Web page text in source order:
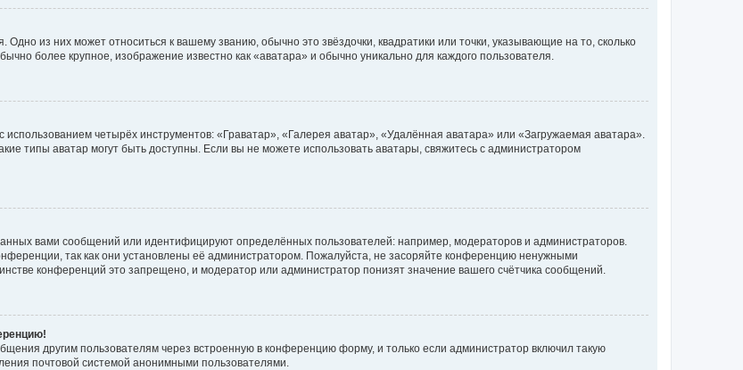
из них может относиться к вашему званию, обычно это звёздочки, квадратики или точки, указывающие на то, сколько
более крупное, изображение известно как «аватара» и обычно уникально для каждого пользователя.
четырёх инструментов: «Граватар», «Галерея аватар», «Удалённая аватара» или «Загружаемая аватара».
типы аватар могут быть доступны. Если вы не можете использовать аватары, свяжитесь с администратором
вами сообщений или идентифицируют определённых пользователей: например, модераторов и администраторов.
так как они установлены её администратором. Пожалуйста, не засоряйте конференцию ненужными
конференций это запрещено, и модератор или администратор понизят значение вашего счётчика сообщений.
другим пользователям через встроенную в конференцию форму, и только если администратор включил такую
почтовой системой анонимными пользователями.